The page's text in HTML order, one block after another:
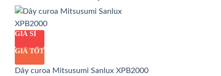
GIÁ SỈ
GIÁ TỐT
Dây curoa Mitsusumi Sanlux XPB2000